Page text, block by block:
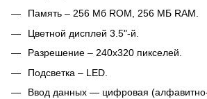
Память – 256 Мб ROM, 256 МБ RAM.
Цветной дисплей 3.5"-й.
Разрешение – 240x320 пикселей.
Подсветка – LED.
Ввод данных — цифровая